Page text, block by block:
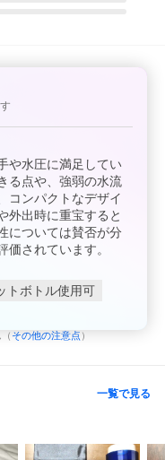
や水圧に満足してい
る点や、強弱の水流
コンパクトなデザイ
外出時に重宝すると
については賛否が分
されています。
トボトル使用可
その他の注意点 ）
一覧で見る